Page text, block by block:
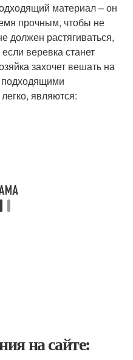
материал – он
прочным, чтобы не
должен растягиваться,
веревка станет
захочет вешать на
подходящими
являются:
на сайте: